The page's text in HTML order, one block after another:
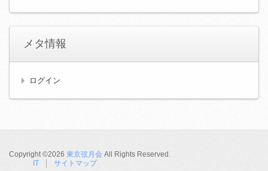
メタ情報
ログイン
Copyright ©2026 東京弦月会 All Rights Reserved.
IT
サイトマップ